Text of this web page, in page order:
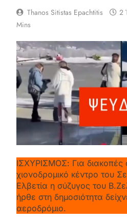
Thanos Sitistas Epachtitis 2
Mins
ΙΣΧΥΡΙΣΜΟΣ: Για διακοπές
χιονοδρομικό κέντρο του
Ελβετία η σύζυγος του
ήρθε στη δημοσιότητα
αεροδρόμιο.